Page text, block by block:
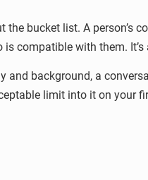
bucket list. A person’s
compatible with them.
background, a
limit into it on your